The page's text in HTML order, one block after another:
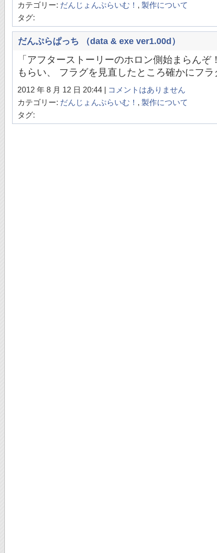
カテゴリー: だんじょんぷらいむ！ , 製作について
タグ:
だんぷらぱっち （data & exe ver1.00d）
「アフターストーリーのホロン側始まらん
もらい、 フラグを見直したところ確かにフ
2012 年 8 月 12 日 20:44 | コメントはありません
カテゴリー: だんじょんぷらいむ！ , 製作について
タグ: